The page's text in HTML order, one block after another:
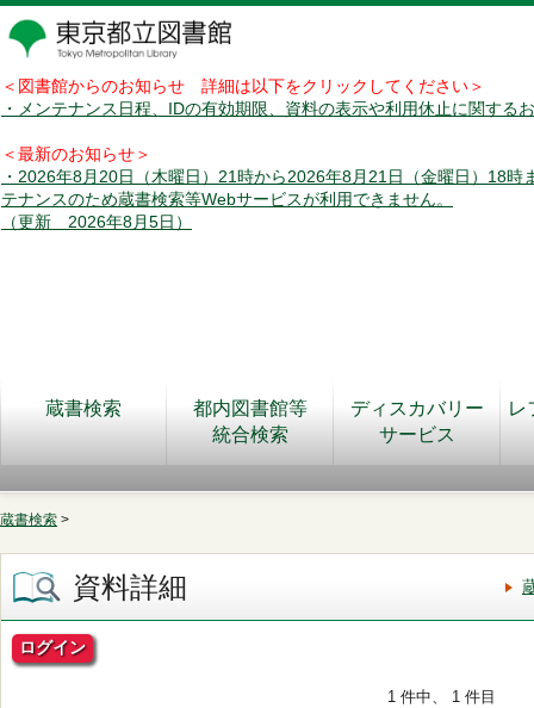
＜図書館からのお知らせ 詳細は以下をクリックしてください＞
・メンテナンス日程、IDの有効期限、資料の表示や利用休止に関する
＜最新のお知らせ＞
・2026年8月20日（木曜日）21時から2026年8月21日（金曜日）18時
テナンスのため蔵書検索等Webサービスが利用できません。
（更新 2026年8月5日）
蔵書検索
都内図書館等
統合検索
ディスカバリー
サービス
レ
蔵書検索 >
資料詳細
ログイン
1 件中、 1 件目